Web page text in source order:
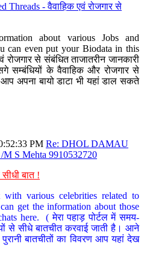
Threads - वैवाहिक एवं रोजगार से
about various Jobs and
can even put your Biodata in this
से संबंधित ताजातरीन जानकारी
के वैवाहिक और रोजगार से
अपना बायो डाटा भी यहां डाल सकते
PM Re: DHOL DAMAU
M S Mehta 9910532720
बात !
with various celebrities related to
get the information about those
here. ( मेरा पहाड़ पोर्टल में समय-
से सीधे बातचीत करवाई जाती है। आने
बातचीतों का विवरण आप यहां देख